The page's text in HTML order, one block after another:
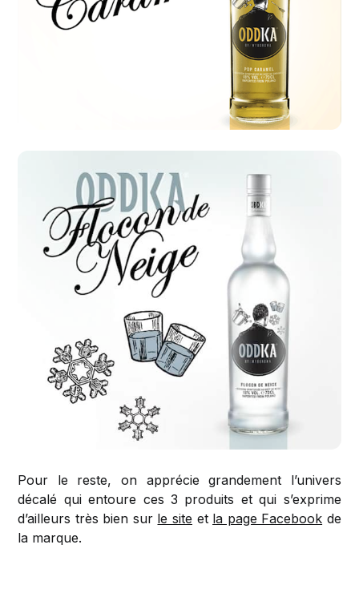
Pour le reste, on apprécie grandement l’univers
décalé qui entoure ces 3 produits et qui s’exprime
d’ailleurs très bien sur le site et la page Facebook de
la marque.